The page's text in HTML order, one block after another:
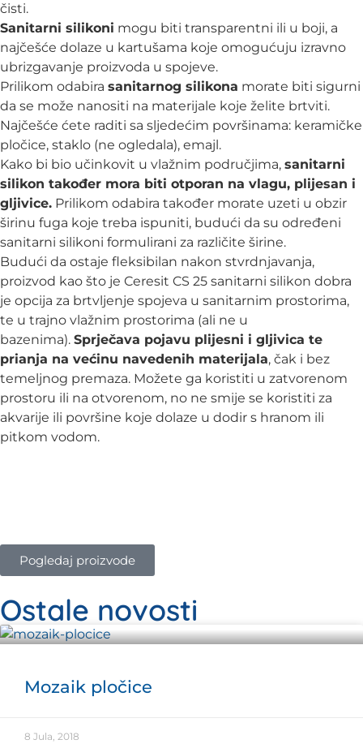
čisti.
Sanitarni silikoni mogu biti transparentni ili u boji, a
najčešće dolaze u kartušama koje omogućuju izravno
ubrizgavanje proizvoda u spojeve.
Prilikom odabira sanitarnog silikona morate biti sigurni
da se može nanositi na materijale koje želite brtviti.
Najčešće ćete raditi sa sljedećim površinama: keramičke
pločice, staklo (ne ogledala), emajl.
Kako bi bio učinkovit u vlažnim područjima, sanitarni
silikon također mora biti otporan na vlagu, plijesan i
gljivice. Prilikom odabira također morate uzeti u obzir
širinu fuga koje treba ispuniti, budući da su određeni
sanitarni silikoni formulirani za različite širine.
Budući da ostaje fleksibilan nakon stvrdnjavanja,
proizvod kao što je Ceresit CS 25 sanitarni silikon dobra
je opcija za brtvljenje spojeva u sanitarnim prostorima,
te u trajno vlažnim prostorima (ali ne u
bazenima). Sprječava pojavu plijesni i gljivica te
prianja na većinu navedenih materijala, čak i bez
temeljnog premaza. Možete ga koristiti u zatvorenom
prostoru ili na otvorenom, no ne smije se koristiti za
akvarije ili površine koje dolaze u dodir s hranom ili
pitkom vodom.
Pogledaj proizvode
Ostale novosti
Mozaik pločice
8 Jula, 2018